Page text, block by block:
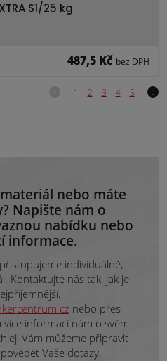
S1/25 kg
487,5 Kč bez DPH
nebo máte
Napište nám o
nabídku nebo
informace.
individuálně,
Kontaktujte nás tak, jak je
nebo přes
informací nám o svém
Vám můžeme připravit
Vaše dotazy.